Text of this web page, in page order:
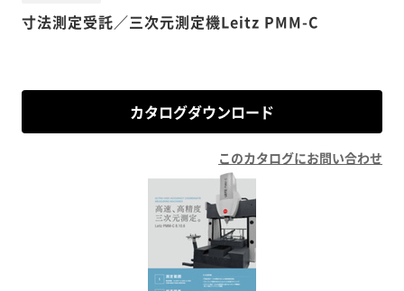
寸法測定受託／三次元測定機Leitz PMM-C
カタログダウンロード
このカタログにお問い合わせ